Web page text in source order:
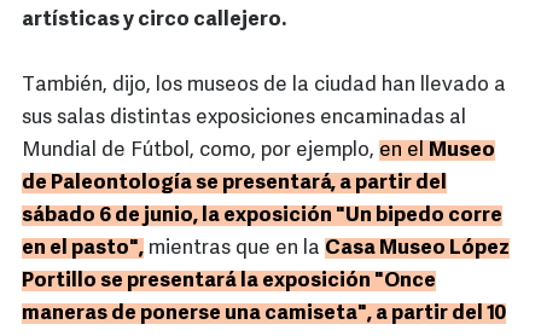
artísticas y circo callejero.
También, dijo, los museos de la ciudad han llevado a
sus salas distintas exposiciones encaminadas al
Mundial de Fútbol, como, por ejemplo, en el Museo
de Paleontología se presentará, a partir del
sábado 6 de junio, la exposición "Un bipedo corre
en el pasto", mientras que en la Casa Museo López
Portillo se presentará la exposición "Once
maneras de ponerse una camiseta", a partir del 10